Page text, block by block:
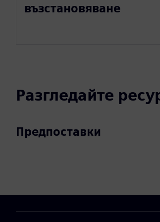
възстановяване
Разгледайте
Предпоставки